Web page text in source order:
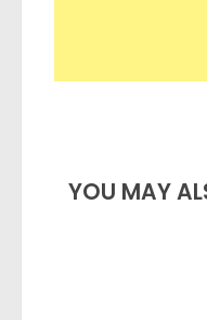
YOU MAY